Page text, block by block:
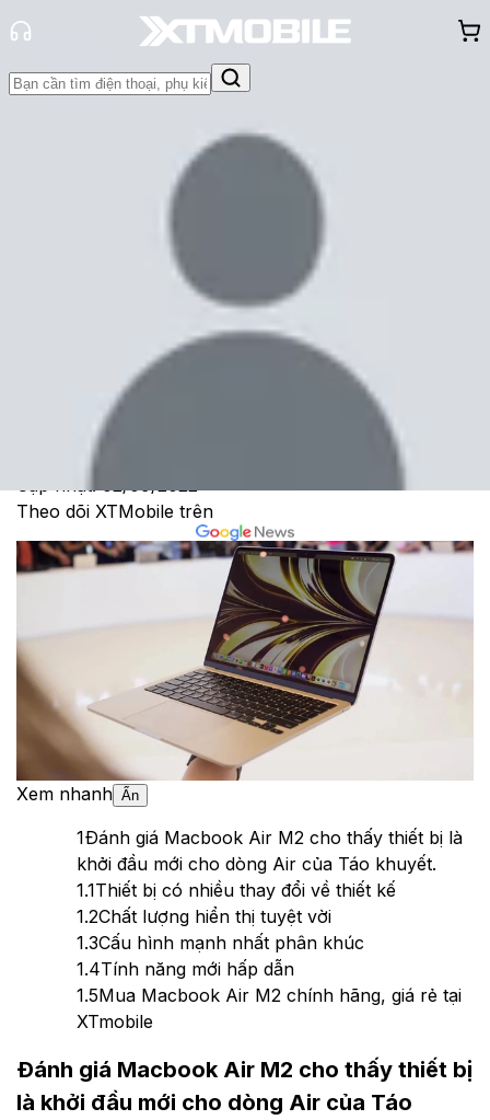
Đánh Giá - Trên Tay
Hỏi đáp Thông báo
Đánh giá MacBook Air M2: Khởi
đầu mới cho dòng Air của Apple
Cam Ngoan
Ngày đăng:
Cập nhật:02/09/2022
Theo dõi XTMobile trên
Xem nhanh Ẩn
1Đánh giá Macbook Air M2 cho thấy thiết bị là
khởi đầu mới cho dòng Air của Táo khuyết.
1.1Thiết bị có nhiều thay đổi về thiết kế
1.2Chất lượng hiển thị tuyệt vời
1.3Cấu hình mạnh nhất phân khúc
1.4Tính năng mới hấp dẫn
1.5Mua Macbook Air M2 chính hãng, giá rẻ tại
XTmobile
Đánh giá Macbook Air M2 cho thấy thiết bị
là khởi đầu mới cho dòng Air của Táo